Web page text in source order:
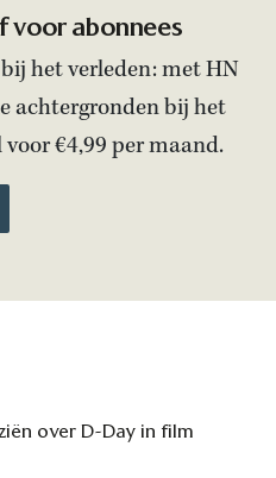
voor abonnees
het verleden: met HN
achtergronden bij het
voor €4,99 per maand.
over D-Day in film